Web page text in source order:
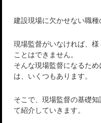
建設現場に欠かせない職種
現場監督がいなければ、
ことはできません。
そんな現場監督になるた
は、いくつもあります。
そこで、現場監督の基礎
て紹介していきます。